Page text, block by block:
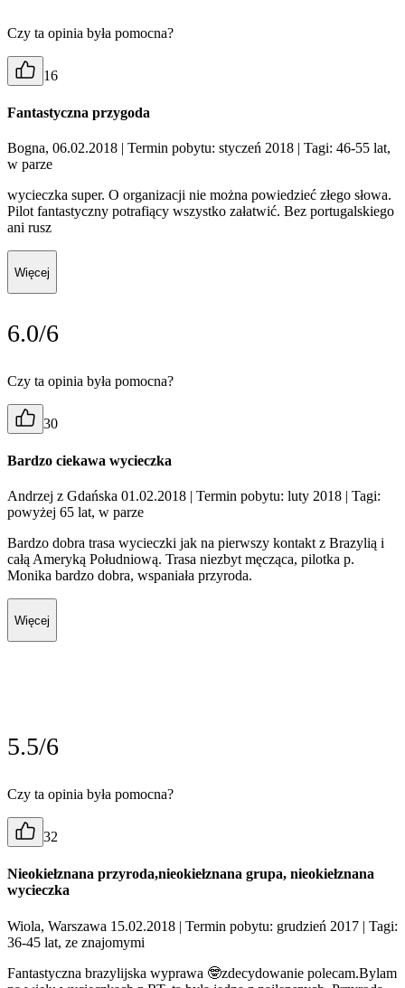
Czy ta opinia była pomocna?
16
Fantastyczna przygoda
Bogna, 06.02.2018 | Termin pobytu: styczeń 2018 | Tagi: 46-55 lat,
w parze
wycieczka super. O organizacji nie można powiedzieć złego słowa.
Pilot fantastyczny potrafiący wszystko załatwić. Bez portugalskiego
ani rusz
Więcej
6.0/6
Czy ta opinia była pomocna?
30
Bardzo ciekawa wycieczka
Andrzej z Gdańska 01.02.2018 | Termin pobytu: luty 2018 | Tagi:
powyżej 65 lat, w parze
Bardzo dobra trasa wycieczki jak na pierwszy kontakt z Brazylią i
całą Ameryką Południową. Trasa niezbyt męcząca, pilotka p.
Monika bardzo dobra, wspaniała przyroda.
Więcej
5.5/6
Czy ta opinia była pomocna?
32
Nieokiełznana przyroda,nieokiełznana grupa, nieokiełznana
wycieczka
Wiola, Warszawa 15.02.2018 | Termin pobytu: grudzień 2017 | Tagi:
36-45 lat, ze znajomymi
Fantastyczna brazylijska wyprawa 🤓zdecydowanie polecam.Bylam